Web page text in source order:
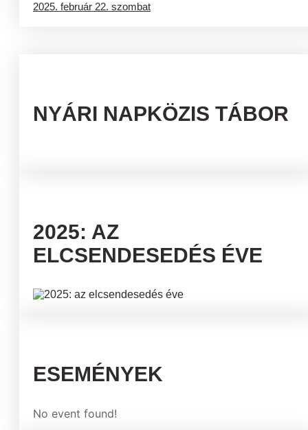
2025. február 22. szombat
NYÁRI NAPKÖZIS TÁBOR
2025: AZ
ELCSENDESEDÉS ÉVE
ESEMÉNYEK
No event found!